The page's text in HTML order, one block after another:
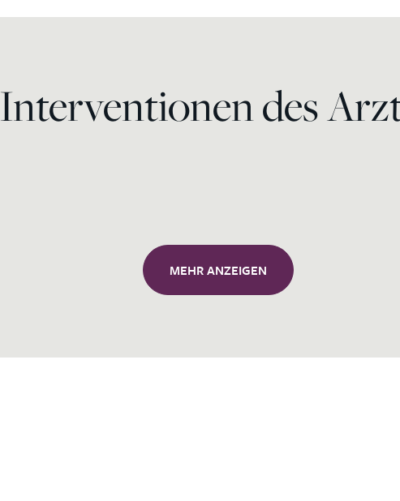
Interventionen des
Botulinumtoxin
Laser-Hautverjüngung -
Resurfacing